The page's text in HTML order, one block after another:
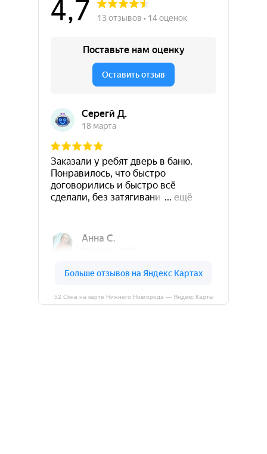
52 Окна на карте Нижнего Новгорода — Яндекс Карты